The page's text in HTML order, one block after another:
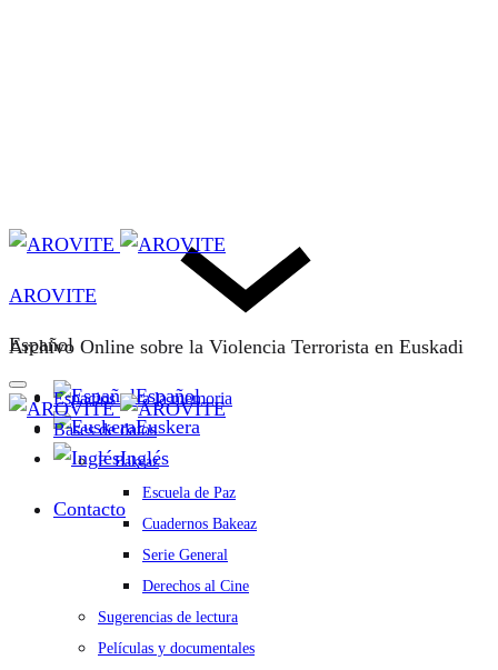
Español
Español
Euskera
Inglés
Contacto
AROVITE
Archivo Online sobre la Violencia Terrorista en Euskadi
Espacios para la memoria
Bases de datos
F. Bakeaz
Escuela de Paz
Cuadernos Bakeaz
Serie General
Derechos al Cine
Sugerencias de lectura
Películas y documentales